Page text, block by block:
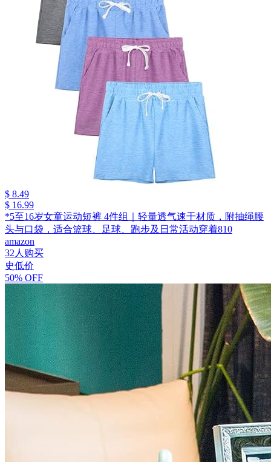
$ 8.49
$ 16.99
*5至16岁女童运动短裤 4件组｜轻量透气速干材质，附抽绳腰
头与口袋，适合篮球、足球、跑步及日常活动穿着810
amazon
32人购买
史低价
50% OFF